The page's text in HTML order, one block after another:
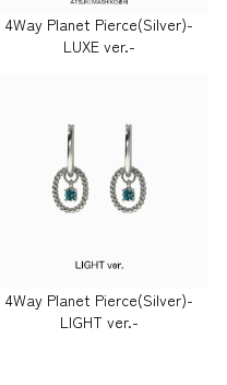
4Way Planet Pierce(Silver)-
LUXE ver.-
4Way Planet Pierce(Silver)-
LIGHT ver.-